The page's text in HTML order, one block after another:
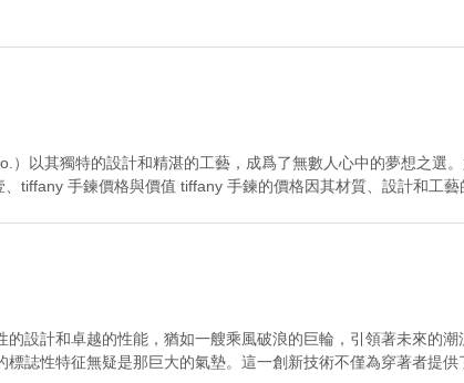
）以其獨特的設計和精湛的工藝，成爲了無數人心中的夢想之選
tiffany 手鍊價格與價值 tiffany 手鍊的價格因其材質、設計和工藝
設計和卓越的性能，猶如一艘乘風破浪的巨輪，引領著未來的
誌性特征無疑是那巨大的氣墊。這一創新技術不僅為穿著者提